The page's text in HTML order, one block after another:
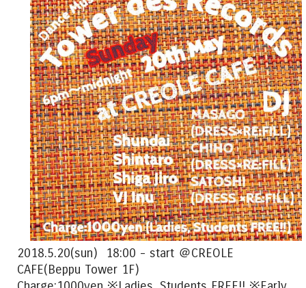
2018.5.20(sun) 18:00 - start ＠CREOLE
CAFE(Beppu Tower 1F)